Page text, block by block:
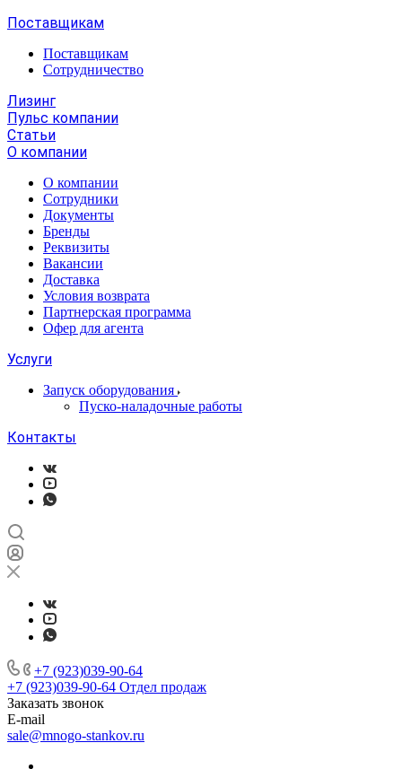
Поставщикам
Поставщикам
Сотрудничество
Лизинг
Пульс компании
Статьи
О компании
О компании
Сотрудники
Документы
Бренды
Реквизиты
Вакансии
Доставка
Условия возврата
Партнерская программа
Офер для агента
Услуги
Запуск оборудования
Пуско-наладочные работы
Контакты
+7 (923)039-90-64
+7 (923)039-90-64 Отдел продаж
Заказать звонок
E-mail
sale@mnogo-stankov.ru